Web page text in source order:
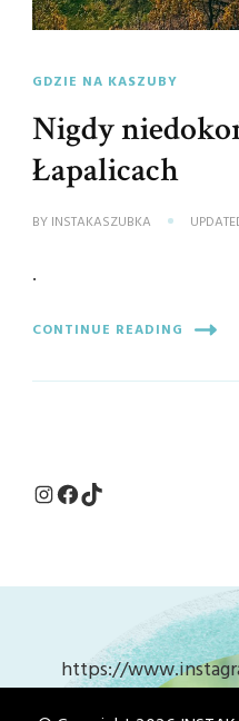
GDZIE NA KASZUBY
Nigdy
Łapalicach
BY INSTAKASZUBKA
.
CONTINUE READING
Instagram Facebook TikTok
https://